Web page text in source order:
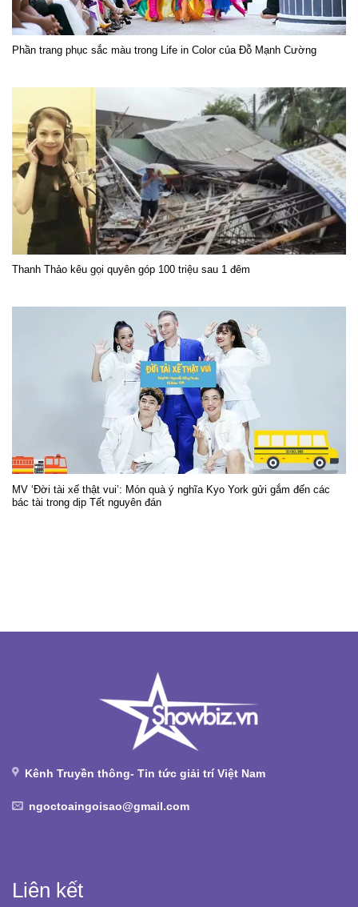
Phần trang phục sắc màu trong Life in Color của Đỗ Mạnh Cường
Thanh Thảo kêu gọi quyên góp 100 triệu sau 1 đêm
MV ‘Đời tài xế thật vui’: Món quà ý nghĩa Kyo York gửi gắm đến các
bác tài trong dịp Tết nguyên đán
Kênh Truyền thông- Tin tức giải trí Việt Nam
ngoctoaingoisao@gmail.com
Liên kết